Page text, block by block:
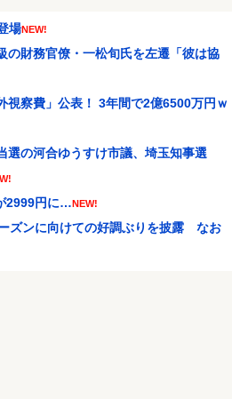
場NEW!
の財務官僚・一松旬氏を左遷「彼は協
視察費」公表！ 3年間で2億6500万円ｗ
選の河合ゆうすけ市議、埼玉知事選
2999円に…NEW!
ズンに向けての好調ぶりを披露 なお